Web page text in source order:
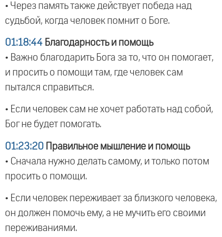
• Через память также действует победа над
судьбой, когда человек помнит о Боге.
01:18:44 Благодарность и помощь
• Важно благодарить Бога за то, что он помогает,
и просить о помощи там, где человек сам
пытался справиться.
• Если человек сам не хочет работать над собой,
Бог не будет помогать.
01:23:20 Правильное мышление и помощь
• Сначала нужно делать самому, и только потом
просить о помощи.
• Если человек переживает за близкого человека,
он должен помочь ему, а не мучить его своими
переживаниями.